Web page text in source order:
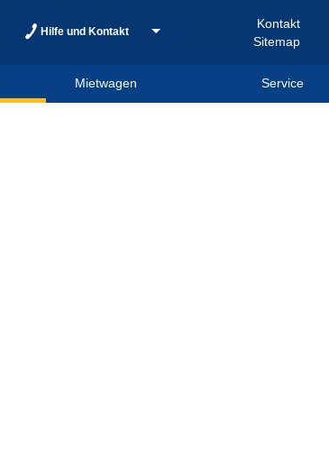
Hilfe und Kontakt
Kontakt
Sitemap
Mietwagen Service